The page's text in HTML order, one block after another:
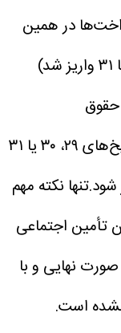
در همین
بازه زمانی (مانند فروردین‌ماه که از ۲۹ تا ۳۱ واریز شد)
اردیبهشت‌ماه نیز با همین نظم و در تاریخ‌های ۲۹، ۳۰ یا ۳۱
نکته مهم
تأمین اجتماعی
۱۴۰۵ هنوز به صورت نهایی و با
است.